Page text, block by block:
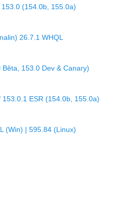
(154.0b, 155.0a)
26.7.1 WHQL
153.0 Dev & Canary)
ESR (154.0b, 155.0a)
(Win) | 595.84 (Linux)